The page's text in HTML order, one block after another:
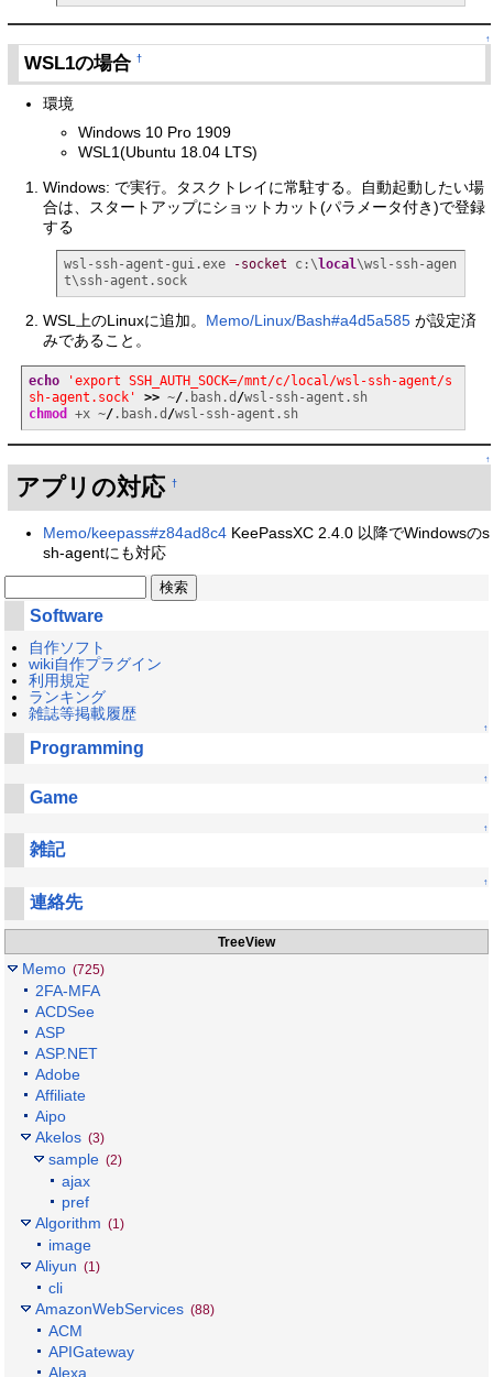
↑
WSL1の場合†
環境
Windows 10 Pro 1909
WSL1(Ubuntu 18.04 LTS)
Windows: で実行。タスクトレイに常駐する。自動起動したい場
合は、スタートアップにショットカット(パラメータ付き)で登録
する
wsl-ssh-agent-gui.exe -socket c:\ local\wsl-ssh-agen
t\ssh-agent.sock
WSL上のLinuxに追加。 Memo/Linux/Bash#a4d5a585 が設定済
みであること。
echo
'export SSH_AUTH_SOCK=/mnt/c/local/wsl-ssh-agent/s
sh-agent.sock'
>> ~/.bash.d /
wsl-ssh-agent.sh
chmod
+x ~/.bash.d /wsl-ssh-agent.sh
↑
アプリの対応 †
Memo/keepass#z84ad8c4 KeePassXC 2.4.0 以降でWindowsのs
sh-agentにも対応
Software
自作ソフト
wiki自作プラグイン
利用規定
ランキング
雑誌等掲載履歴
↑
Programming
↑
Game
↑
雑記
↑
連絡先
TreeView
Memo (725)
2FA-MFA
ACDSee
ASP
ASP.NET
Adobe
Affiliate
Aipo
Akelos (3)
sample (2)
ajax
pref
Algorithm (1)
image
Aliyun (1)
cli
AmazonWebServices (88)
ACM
APIGateway
Alexa